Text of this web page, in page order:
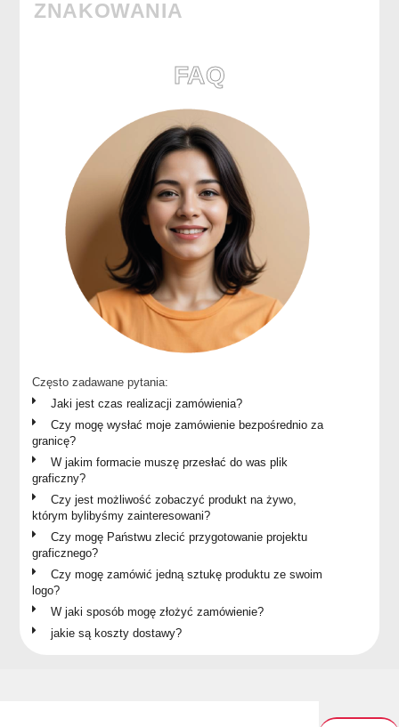
ZNAKOWANIA
FAQ
Często zadawane pytania:
Jaki jest czas realizacji zamówienia?
Czy mogę wysłać moje zamówienie bezpośrednio za
granicę?
W jakim formacie muszę przesłać do was plik
graficzny?
Czy jest możliwość zobaczyć produkt na żywo,
którym bylibyśmy zainteresowani?
Czy mogę Państwu zlecić przygotowanie projektu
graficznego?
Czy mogę zamówić jedną sztukę produktu ze swoim
logo?
W jaki sposób mogę złożyć zamówienie?
jakie są koszty dostawy?